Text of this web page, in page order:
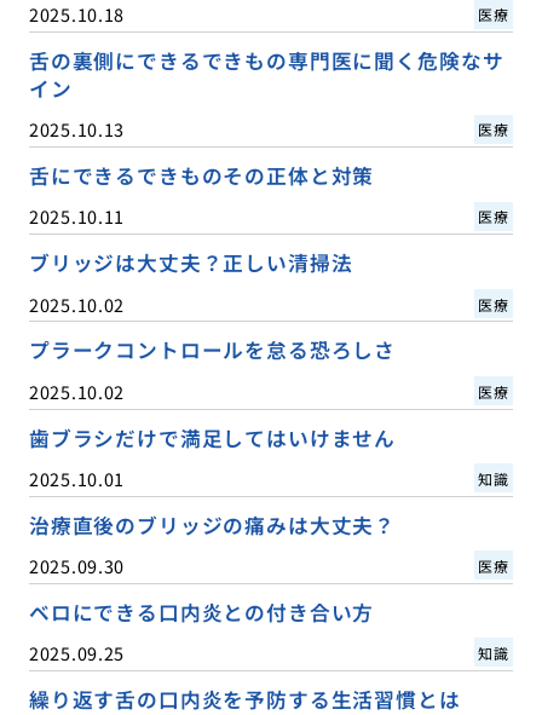
2025.10.18 医療
舌の裏側にできるできもの専門医に聞く危険なサ
イン
2025.10.13 医療
舌にできるできものその正体と対策
2025.10.11 医療
ブリッジは大丈夫？正しい清掃法
2025.10.02 医療
プラークコントロールを怠る恐ろしさ
2025.10.02 医療
歯ブラシだけで満足してはいけません
2025.10.01 知識
治療直後のブリッジの痛みは大丈夫？
2025.09.30 医療
ベロにできる口内炎との付き合い方
2025.09.25 知識
繰り返す舌の口内炎を予防する生活習慣とは